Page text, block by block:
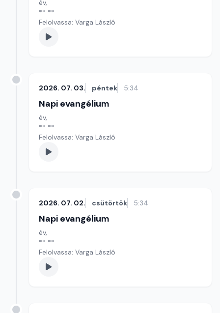
év,
** **
Felolvassa: Varga László
2026. 07. 03. péntek 5:34
Napi evangélium
év,
** **
Felolvassa: Varga László
2026. 07. 02. csütörtök 5:34
Napi evangélium
év,
** **
Felolvassa: Varga László